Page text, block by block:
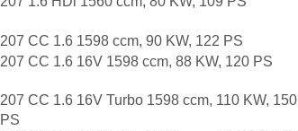
207 CC 1.6 1598 ccm, 90 KW, 122 PS
207 CC 1.6 16V 1598 ccm, 88 KW, 120 PS
207 CC 1.6 16V Turbo 1598 ccm, 110 KW, 150
PS